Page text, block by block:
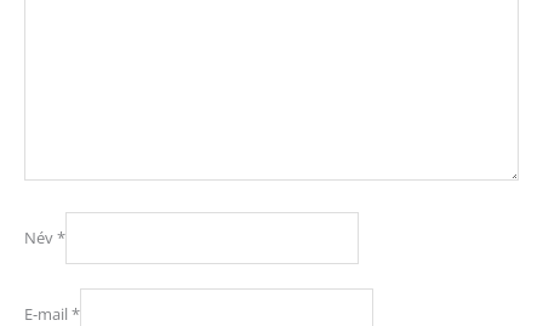
Név*
E-mail *